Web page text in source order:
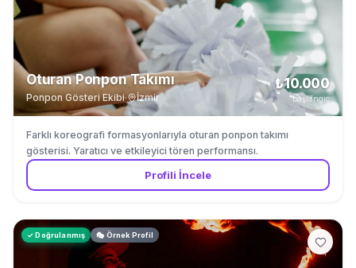
Oturan Ponpon Takımı
Ponpon Gösteri Ekibi· İzmir
₺10.000
başlangıç
Farklı koreografi formasyonlarıyla oturan ponpon takımı
gösterisi. Yaratıcı ve etkileyici tören performansı.
Profili İncele
✓ Doğrulanmış 🎭 Örnek Profil